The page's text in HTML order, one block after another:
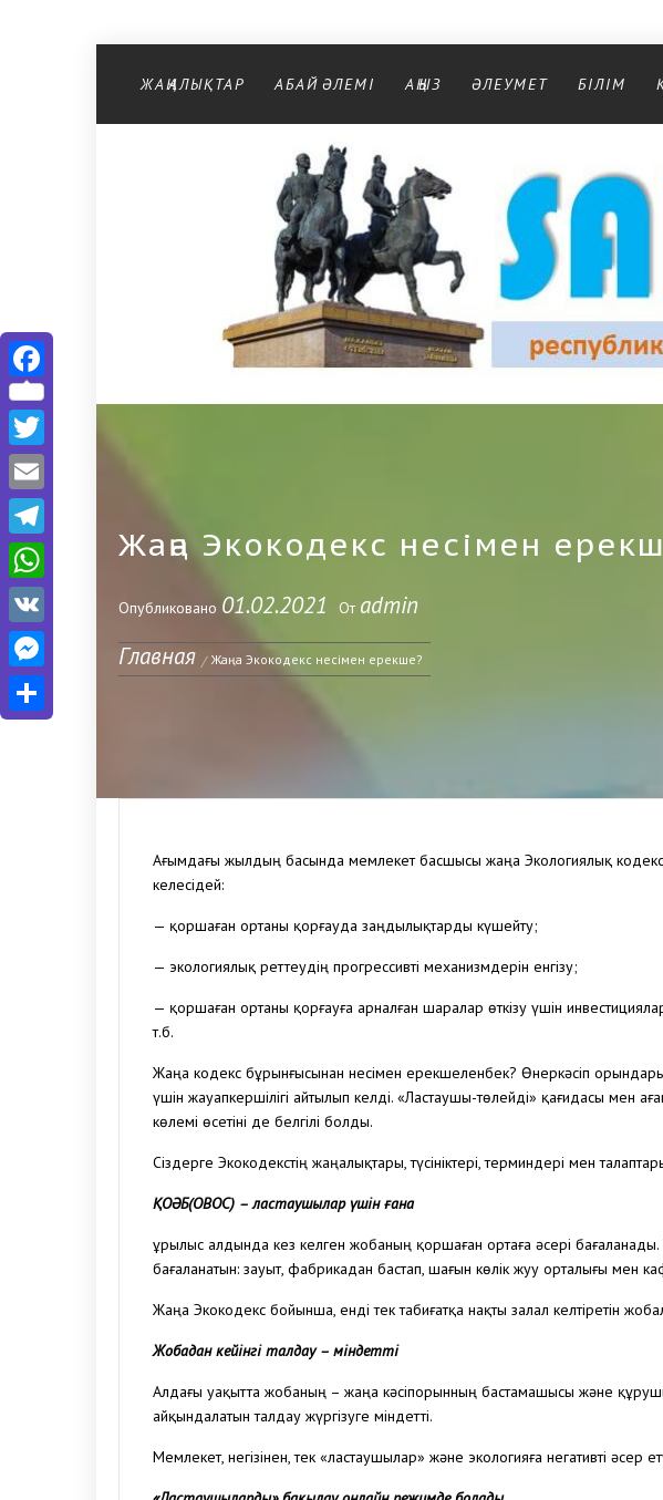
Перейти к содержимому
ЖАҢАЛЫҚТАР АБАЙ ӘЛЕМІ АҢЫЗ ӘЛЕУМЕТ БІЛІМ
Жаңа Экокодекс несімен
Опубликовано 01.02.2021 От admin
Главная
Жаңа Экокодекс несімен ерекше?
Ағымдағы жылдың басында мемлекет басшысы жаңа Экологиялық
келесідей:
— қоршаған ортаны қорғауда заңдылықтарды күшейту;
— экологиялық реттеудің прогрессивті механизмдерін енгізу;
— қоршаған ортаны қорғауға арналған шаралар өткізу үшін
т.б.
Жаңа кодекс бұрынғысынан несімен ерекшеленбек? Өнеркәсіп
үшін жауапкершілігі айтылып келді. «Ластаушы-төлейді» қағидасы мен
көлемі өсетіні де белгілі болды.
Сіздерге Экокодекстің жаңалықтары, түсініктері, терминдері мен
ҚОӘБ(ОВОС) – ластаушылар үшін ғана
Құрылыс алдында кез келген жобаның қоршаған ортаға әсері
бағаланатын: зауыт, фабрикадан бастап, шағын көлік жуу орталығы мен
Жаңа Экокодекс бойынша, енді тек табиғатқа нақты залал келтіретін
Жобадан кейінгі талдау – міндетті
Алдағы уақытта жобаның – жаңа кәсіпорынның бастамашысы және
айқындалатын талдау жүргізуге міндетті.
Мемлекет, негізінен, тек «ластаушылар» және экологияға негативті әсер
Facebook
Twitter
Email
Telegram
WhatsApp
VK
Messenger
Отправить